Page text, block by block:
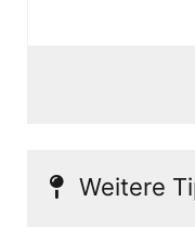
Weitere